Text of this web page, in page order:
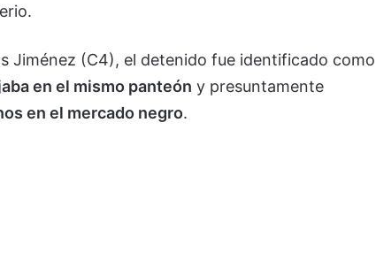
Jiménez (C4), el detenido fue identificado como
en el mismo panteón y presuntamente
en el mercado negro.